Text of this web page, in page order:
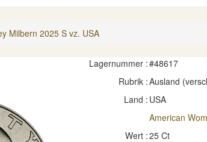
Milbern 2025 S vz. USA
Lagernummer :#48617
Rubrik :Ausland
Land : USA
American
Wert :25 Ct